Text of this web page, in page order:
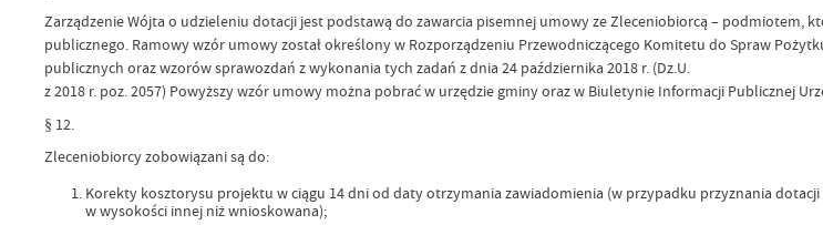
Zarządzenie Wójta o udzieleniu dotacji jest podstawą do zawarcia pisemnej umowy ze Zleceniobiorcą – podmiotem,
publicznego. Ramowy wzór umowy został określony w Rozporządzeniu Przewodniczącego Komitetu do Spraw
publicznych oraz wzorów sprawozdań z wykonania tych zadań z dnia 24 października 2018 r. (Dz.U.
z 2018 r. poz. 2057) Powyższy wzór umowy można pobrać w urzędzie gminy oraz w Biuletynie Informacji Publicznej
§ 12.
Zleceniobiorcy zobowiązani są do:
Korekty kosztorysu projektu w ciągu 14 dni od daty otrzymania zawiadomienia (w przypadku przyznania dotacji
w wysokości innej niż wnioskowana);